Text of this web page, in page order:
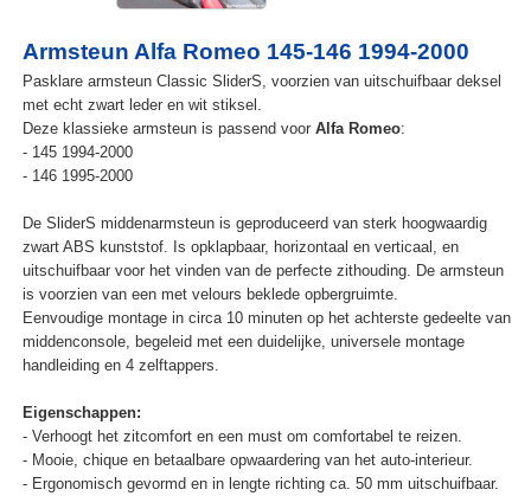
Armsteun Alfa Romeo 145-146 1994-2000
Pasklare armsteun Classic SliderS, voorzien van uitschuifbaar deksel
met echt zwart leder en wit stiksel.
Deze klassieke armsteun is passend voor Alfa Romeo:
- 145 1994-2000
- 146 1995-2000
De SliderS middenarmsteun is geproduceerd van sterk hoogwaardig
zwart ABS kunststof. Is opklapbaar, horizontaal en verticaal, en
uitschuifbaar voor het vinden van de perfecte zithouding. De armsteun
is voorzien van een met velours beklede opbergruimte.
Eenvoudige montage in circa 10 minuten op het achterste gedeelte van
middenconsole, begeleid met een duidelijke, universele montage
handleiding en 4 zelftappers.
Eigenschappen:
- Verhoogt het zitcomfort en een must om comfortabel te reizen.
- Mooie, chique en betaalbare opwaardering van het auto-interieur.
- Ergonomisch gevormd en in lengte richting ca. 50 mm uitschuifbaar.